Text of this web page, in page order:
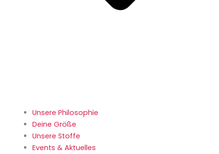
Unsere Philosophie
Deine Größe
Unsere Stoffe
Events & Aktuelles